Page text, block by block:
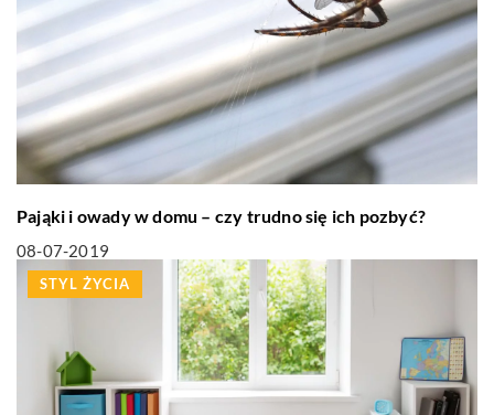
Pająki i owady w domu – czy trudno się ich pozbyć?
08-07-2019
STYL ŻYCIA